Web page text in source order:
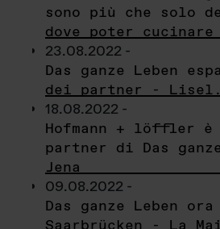
sono più che solo
dove poter cucinare
23.08.2022 -
Das ganze Leben
dei partner -
18.08.2022 -
Hofmann + löffler
partner di Das
Jena
09.08.2022 -
Das ganze Leben ora
Saarbrücken - La